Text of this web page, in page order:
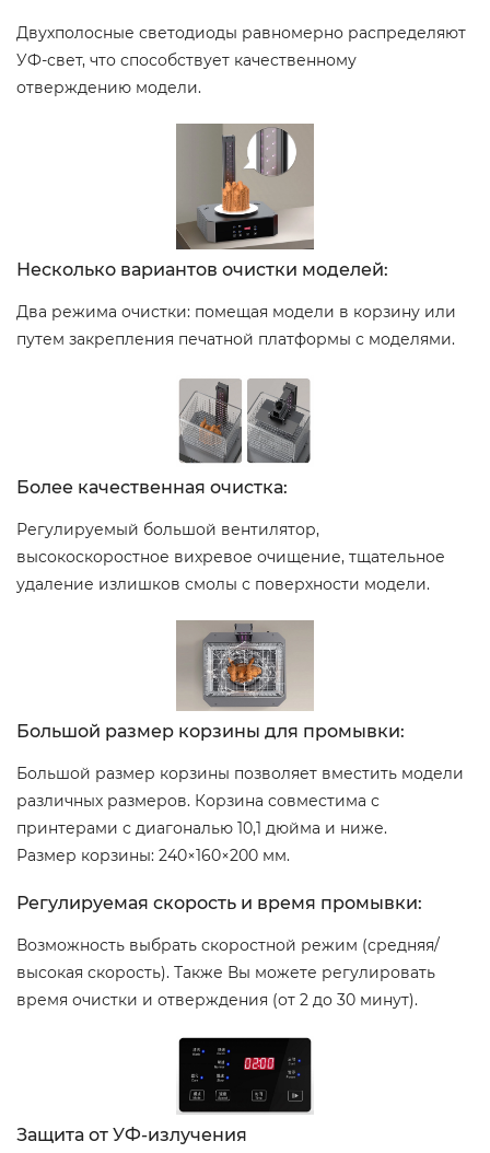
Двухполосные светодиоды равномерно распределяют
УФ-свет, что способствует качественному
отверждению модели.
Несколько вариантов очистки моделей:
Два режима очистки: помещая модели в корзину или
путем закрепления печатной платформы с моделями.
Более качественная очистка:
Регулируемый большой вентилятор,
высокоскоростное вихревое очищение, тщательное
удаление излишков смолы с поверхности модели.
Большой размер корзины для промывки:
Большой размер корзины позволяет вместить модели
различных размеров. Корзина совместима с
принтерами с диагональю 10,1 дюйма и ниже.
Размер корзины: 240×160×200 мм.
Регулируемая скорость и время промывки:
Возможность выбрать скоростной режим (средняя/
высокая скорость). Также Вы можете регулировать
время очистки и отверждения (от 2 до 30 минут).
Защита от УФ-излучения